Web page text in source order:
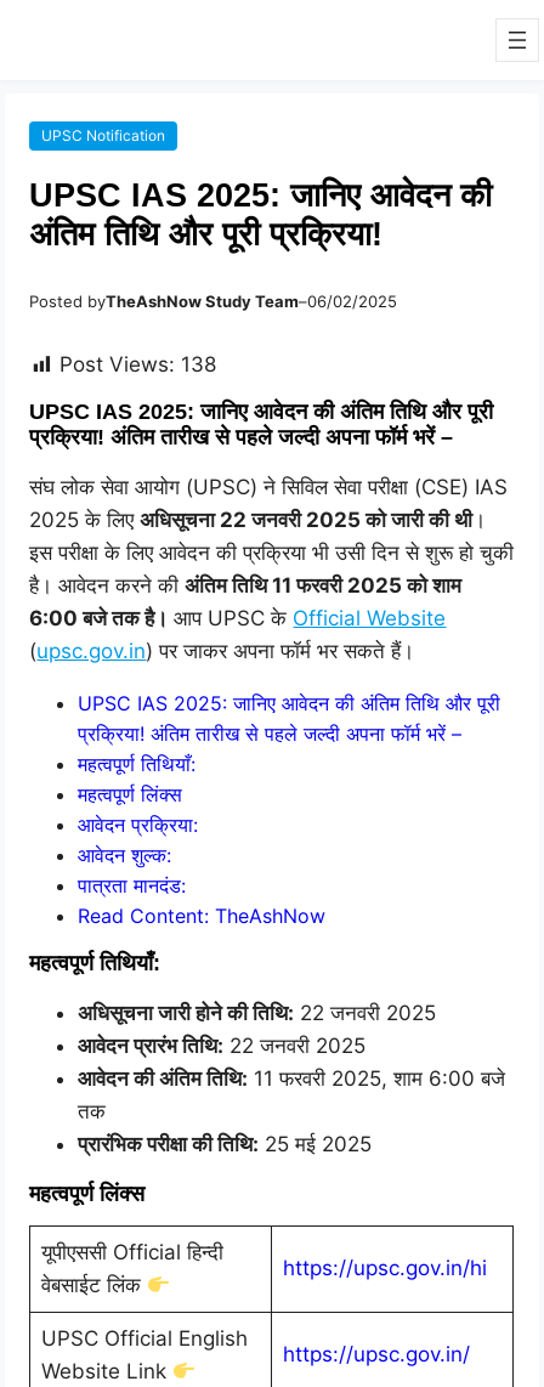
UPSC Notification
UPSC IAS 2025: जानिए आवेदन की
अंतिम तिथि और पूरी प्रक्रिया!
Posted byTheAshNow Study Team–06/02/2025
Post Views: 138
UPSC IAS 2025: जानिए आवेदन की अंतिम तिथि और पूरी
प्रक्रिया! अंतिम तारीख से पहले जल्दी अपना फॉर्म भरें –
संघ लोक सेवा आयोग (UPSC) ने सिविल सेवा परीक्षा (CSE) IAS
2025 के लिएअधिसूचना 22 जनवरी 2025 को जारी की थी।
इस परीक्षा के लिए आवेदन की प्रक्रिया भी उसी दिन से शुरू हो चुकी
है। आवेदन करने कीअंतिम तिथि 11 फरवरी 2025 को शाम
6:00 बजे तक है। आप UPSC के Official Website
(upsc.gov.in) पर जाकर अपना फॉर्म भर सकते हैं।
UPSC IAS 2025: जानिए आवेदन की अंतिम तिथि और पूरी
प्रक्रिया! अंतिम तारीख से पहले जल्दी अपना फॉर्म भरें –
महत्वपूर्ण तिथियाँ:
महत्वपूर्ण लिंक्स
आवेदन प्रक्रिया:
आवेदन शुल्क:
पात्रता मानदंड:
Read Content: TheAshNow
महत्वपूर्ण तिथियाँ:
अधिसूचना जारी होने की तिथि: 22 जनवरी 2025
आवेदन प्रारंभ तिथि: 22 जनवरी 2025
आवेदन की अंतिम तिथि: 11 फरवरी 2025, शाम 6:00 बजे
तक
प्रारंभिक परीक्षा की तिथि: 25 मई 2025
महत्वपूर्ण लिंक्स
यूपीएससी Official हिन्दी
वेबसाईट लिंक
https://upsc.gov.in/hi
UPSC Official English
Website Link
https://upsc.gov.in/